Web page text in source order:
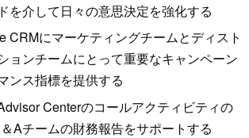
を介して日々の意思決定を強化する
CRMにマーケティングチームとディスト
ョンチームにとって重要なキャンペーン
ンス指標を提供する
Centerのコールアクティビティの
Aチームの財務報告をサポートする